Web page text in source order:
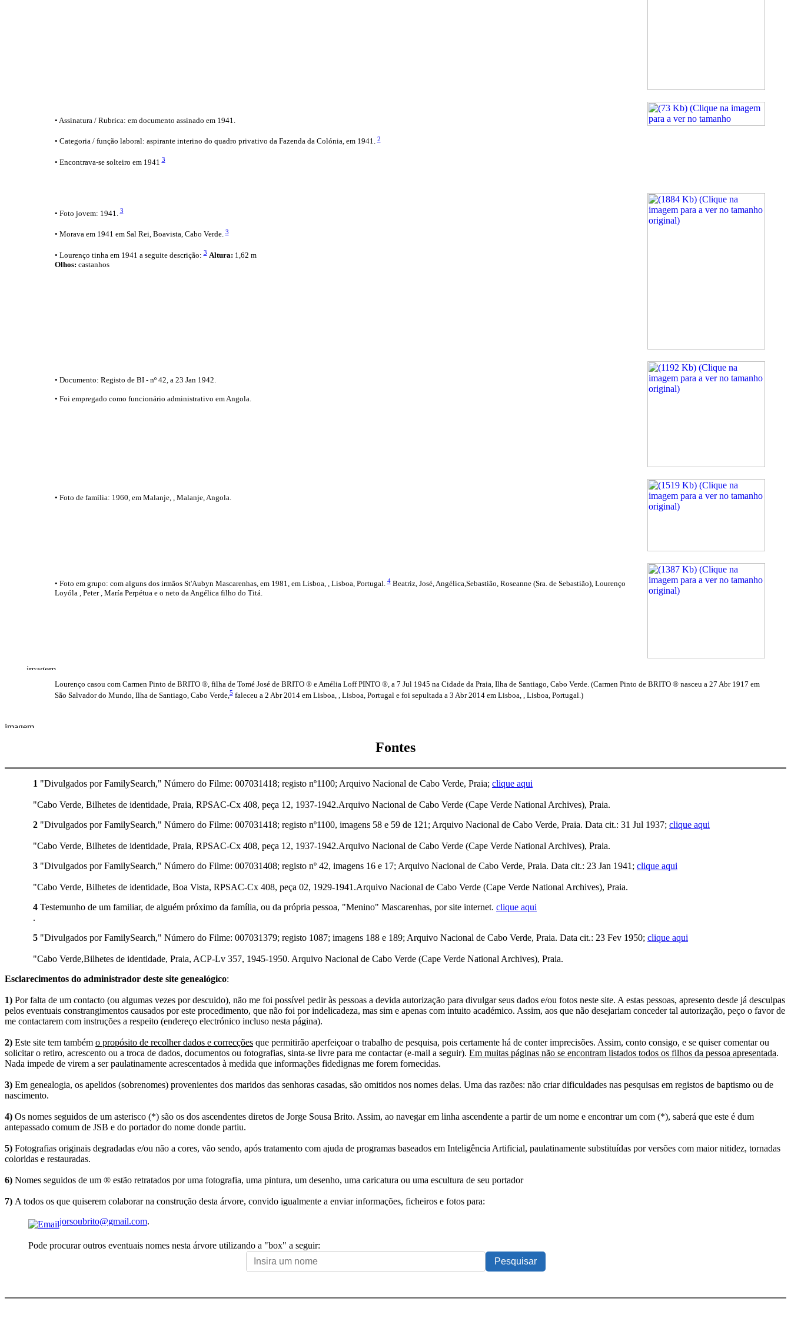
• Assinatura / Rubrica: em documento assinado em 1941.
• Categoria / função laboral: aspirante interino do quadro privativo da Fazenda da Colónia, em 1941.2
• Encontrava-se solteiro em 19413
• Foto jovem: 1941.3
• Morava em 1941 em Sal Rei, Boavista, Cabo Verde.3
• Lourenço tinha em 1941 a seguite descrição:3 Altura: 1,62 m
Olhos: castanhos
• Documento: Registo de BI - nº 42, a 23 Jan 1942.
• Foi empregado como funcionário administrativo em Angola.
• Foto de família: 1960, em Malanje, , Malanje, Angola.
• Foto em grupo: com alguns dos irmãos St'Aubyn Mascarenhas, em 1981, em Lisboa, , Lisboa, Portugal.4Beatriz, José, Angélica,Sebastião, Roseanne (Sra. de Sebastião), Lourenço
Loyóla , Peter , María Perpétua e o neto da Angélica filho do Titá.
Lourenço casou com Carmen Pinto de BRITO ®, filha de Tomé José de BRITO ® e Amélia Loff PINTO ®, a 7 Jul 1945 na Cidade da Praia, Ilha de Santiago, Cabo Verde. (Carmen Pinto de BRITO ® nasceu a 27 Abr 1917 em
São Salvador do Mundo, Ilha de Santiago, Cabo Verde,5faleceu a 2 Abr 2014 em Lisboa, , Lisboa, Portugal e foi sepultada a 3 Abr 2014 em Lisboa, , Lisboa, Portugal.)
Fontes
1 "Divulgados por FamilySearch," Número do Filme: 007031418; registo nº1100; Arquivo Nacional de Cabo Verde, Praia; clique aqui
"Cabo Verde, Bilhetes de identidade, Praia, RPSAC-Cx 408, peça 12, 1937-1942.Arquivo Nacional de Cabo Verde (Cape Verde National Archives), Praia.
2 "Divulgados por FamilySearch," Número do Filme: 007031418; registo nº1100, imagens 58 e 59 de 121; Arquivo Nacional de Cabo Verde, Praia. Data cit.: 31 Jul 1937; clique aqui
"Cabo Verde, Bilhetes de identidade, Praia, RPSAC-Cx 408, peça 12, 1937-1942.Arquivo Nacional de Cabo Verde (Cape Verde National Archives), Praia.
3 "Divulgados por FamilySearch," Número do Filme: 007031408; registo nº 42, imagens 16 e 17; Arquivo Nacional de Cabo Verde, Praia. Data cit.: 23 Jan 1941; clique aqui
"Cabo Verde, Bilhetes de identidade, Boa Vista, RPSAC-Cx 408, peça 02, 1929-1941.Arquivo Nacional de Cabo Verde (Cape Verde National Archives), Praia.
4 Testemunho de um familiar, de alguém próximo da família, ou da própria pessoa, "Menino" Mascarenhas, por site internet. clique aqui
.
5 "Divulgados por FamilySearch," Número do Filme: 007031379; registo 1087; imagens 188 e 189; Arquivo Nacional de Cabo Verde, Praia. Data cit.: 23 Fev 1950; clique aqui
"Cabo Verde,Bilhetes de identidade, Praia, ACP-Lv 357, 1945-1950. Arquivo Nacional de Cabo Verde (Cape Verde National Archives), Praia.
Esclarecimentos do administrador deste site genealógico:
1) Por falta de um contacto (ou algumas vezes por descuido), não me foi possível pedir às pessoas a devida autorização para divulgar seus dados e/ou fotos neste site. A estas pessoas, apresento desde já desculpas
pelos eventuais constrangimentos causados por este procedimento, que não foi por indelicadeza, mas sim e apenas com intuito académico. Assim, aos que não desejariam conceder tal autorização, peço o favor de
me contactarem com instruções a respeito (endereço electrónico incluso nesta página).
2) Este site tem também o propósito de recolher dados e correcções que permitirão aperfeiçoar o trabalho de pesquisa, pois certamente há de conter imprecisões. Assim, conto consigo, e se quiser comentar ou
solicitar o retiro, acrescento ou a troca de dados, documentos ou fotografias, sinta-se livre para me contactar (e-mail a seguir). Em muitas páginas não se encontram listados todos os filhos da pessoa apresentada.
Nada impede de virem a ser paulatinamente acrescentados à medida que informações fidedignas me forem fornecidas.
3) Em genealogia, os apelidos (sobrenomes) provenientes dos maridos das senhoras casadas, são omitidos nos nomes delas. Uma das razões: não criar dificuldades nas pesquisas em registos de baptismo ou de
nascimento.
4) Os nomes seguidos de um asterisco (*) são os dos ascendentes diretos de Jorge Sousa Brito. Assim, ao navegar em linha ascendente a partir de um nome e encontrar um com (*), saberá que este é dum
antepassado comum de JSB e do portador do nome donde partiu.
5) Fotografias originais degradadas e/ou não a cores, vão sendo, após tratamento com ajuda de programas baseados em Inteligência Artificial, paulatinamente substituídas por versões com maior nitidez, tornadas
coloridas e restauradas.
6) Nomes seguidos de um ® estão retratados por uma fotografia, uma pintura, um desenho, uma caricatura ou uma escultura de seu portador
7) A todos os que quiserem colaborar na construção desta árvore, convido igualmente a enviar informações, ficheiros e fotos para:
jorsoubrito@gmail.com.
Pode procurar outros eventuais nomes nesta árvore utilizando a "box" a seguir: